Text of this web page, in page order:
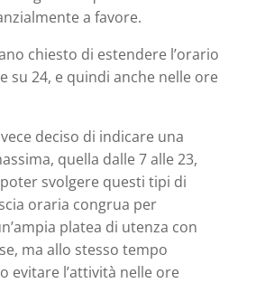
a favore.
chiesto di estendere l’orario
su 24, e quindi anche nelle ore
deciso di indicare una
quella dalle 7 alle 23,
svolgere questi tipi di
oraria congrua per
platea di utenza con
ma allo stesso tempo
evitare l’attività nelle ore